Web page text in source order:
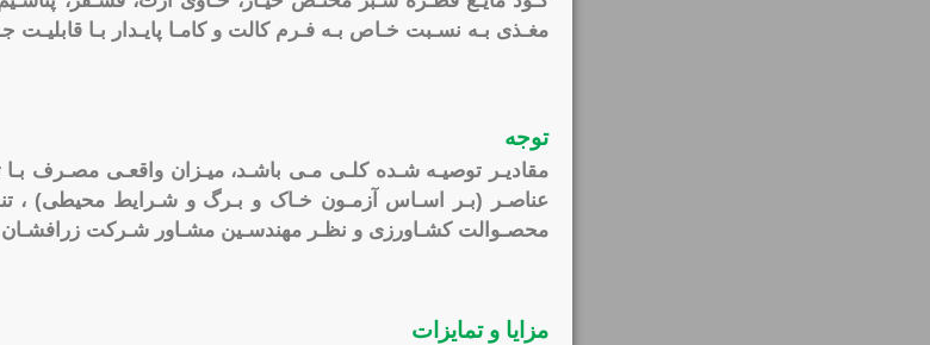
مغـذی بـه نسـبت خـاص بـه فـرم کالت و کامـا پایـدار بـا قابلیـت
توجه
مقادیـر توصیـه شـده کلـی مـی باشـد، میـزان واقعـی مصـرف
عناصـر (بـر اسـاس آزمـون خـاک و بـرگ و شـرایط محیطی) ،
محصـوالت کشـاورزی و نظـر مهندسـین مشـاور شـرکت زرافشـان
مزایا و تمایزات